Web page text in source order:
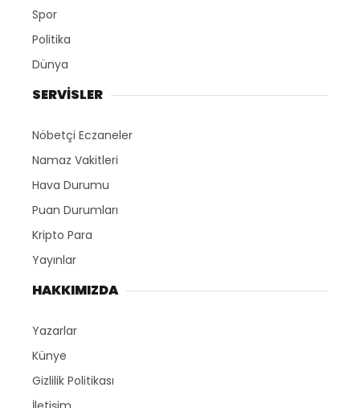
Spor
Politika
Dünya
SERVİSLER
Nöbetçi Eczaneler
Namaz Vakitleri
Hava Durumu
Puan Durumları
Kripto Para
Yayınlar
HAKKIMIZDA
Yazarlar
Künye
Gizlilik Politikası